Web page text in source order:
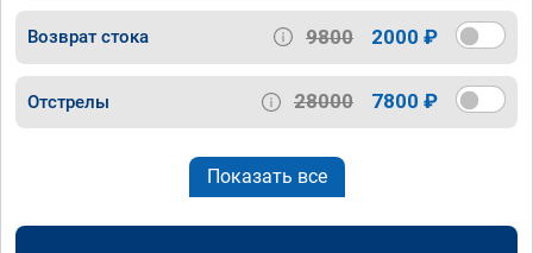
Возврат стока 9800 2000 ₽
Отстрелы 28000 7800 ₽
Показать все